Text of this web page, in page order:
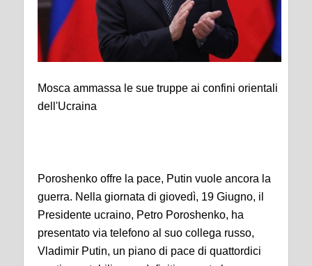
Mosca ammassa le sue truppe ai confini orientali
dell'Ucraina
Poroshenko offre la pace, Putin vuole ancora la
guerra. Nella giornata di giovedì, 19 Giugno, il
Presidente ucraino, Petro Poroshenko, ha
presentato via telefono al suo collega russo,
Vladimir Putin, un piano di pace di quattordici